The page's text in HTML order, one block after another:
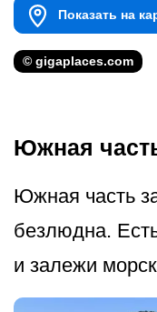
Показать на
© gigaplaces.com
Южная
Южная часть
безлюдна.
и залежи